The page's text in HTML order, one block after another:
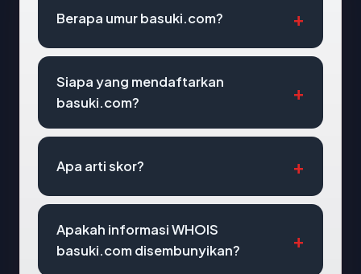
Berapa umur basuki.com?
Siapa yang mendaftarkan
basuki.com?
Apa arti skor?
Apakah informasi WHOIS
basuki.com disembunyikan?